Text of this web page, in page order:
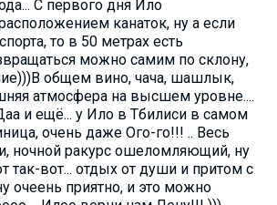
С первого дня Ило
канаток, ну а если
то в 50 метрах есть
можно самим по склону,
общем вино, чача, шашлык,
атмосфера на высшем уровне....
и ещё... у Ило в Тбилиси в самом
очень даже Ого-го!!! .. Весь
ночной ракурс ошеломляющий, ну
так-вот... отдых от души и притом с
очеень приятно, и это можно